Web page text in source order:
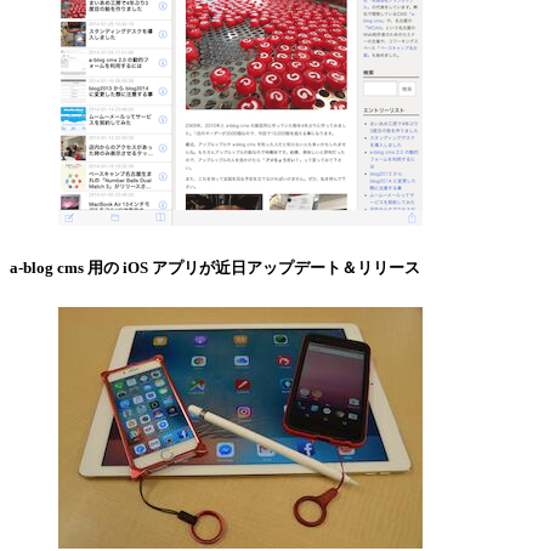
a-blog cms 用の iOS アプリが近日アップデート＆リリース